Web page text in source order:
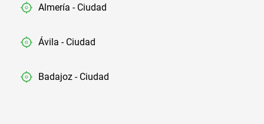
Almería - Ciudad
Ávila - Ciudad
Badajoz - Ciudad